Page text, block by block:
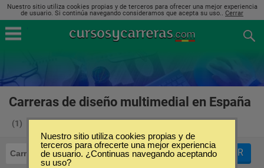
Nuestro sitio utiliza cookies propias y de terceros para ofrecer una mejor experiencia
de usuario. Si continúa navegando consideramos que acepta su uso.. Cerrar
Carreras de diseño multimedial en España
(1)
Carreras Diseño Multimedial FILTRAR
Nuestro sitio utiliza cookies propias y de
terceros para ofrecerte una mejor experiencia
de usuario. ¿Continuas navegando aceptando
su uso?